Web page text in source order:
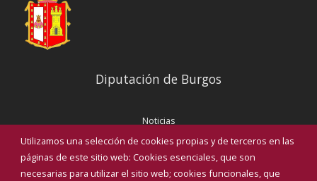
Utilizamos una selección de cookies propias y de terceros en las
páginas de este sitio web: Cookies esenciales, que son
necesarias para utilizar el sitio web; cookies funcionales, que
Diputación de Burgos
Noticias
Eventos
Corporación Municipal
Teléfonos de interés